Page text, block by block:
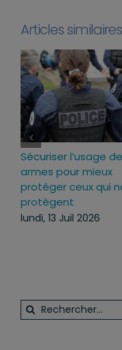
Articles similaires
Sécuriser l’usage
armes pour mieux
protéger ceux qui
protègent
lundi, 13 Juil 2026
Rechercher: